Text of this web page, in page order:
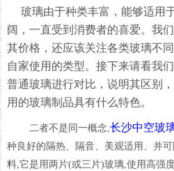
玻璃由于种类丰富，能够适用
阔，一直受到消费者的喜爱。我
其价格，还应该关注各类玻璃不
自家使用的类型。接下来请看我
普通玻璃进行对比，说明其区别，
用的玻璃制品具有什么特色。
二者不是同一概念,长沙中空玻
种良好的隔热、隔音、美观适用、并
料,它是用两片(或三片)玻璃,使用高强